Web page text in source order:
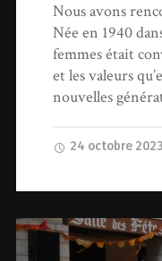
Nous avons
Née en 1940
femmes était
et les valeurs
nouvelles
24 octobre 2023